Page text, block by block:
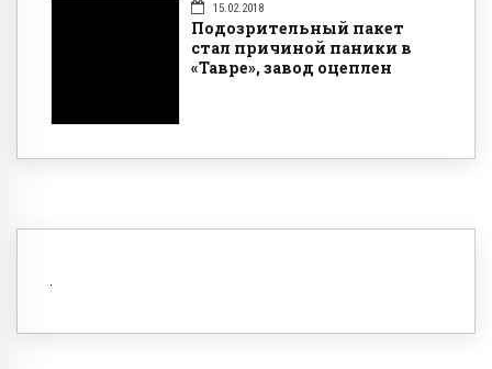
15.02.2018
Подозрительный пакет
стал причиной паники в
«Тавре», завод оцеплен